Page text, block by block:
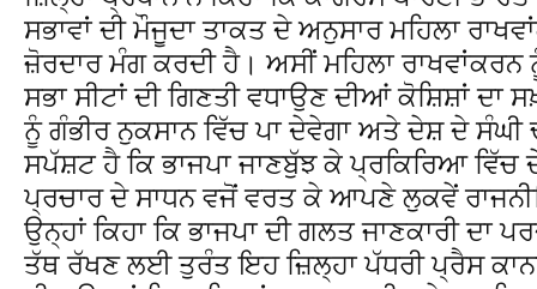
ਸਭਾਵਾਂ ਦੀ ਮੌਜੂਦਾ ਤਾਕਤ ਦੇ ਅਨੁਸਾਰ ਮਹਿਲਾ
ਜ਼ੋਰਦਾਰ ਮੰਗ ਕਰਦੀ ਹੈ। ਅਸੀਂ ਮਹਿਲਾ
ਸਭਾ ਸੀਟਾਂ ਦੀ ਗਿਣਤੀ ਵਧਾਉਣ ਦੀਆਂ ਕੋਸ਼ਿਸ਼ਾਂ ਦਾ
ਨੂੰ ਗੰਭੀਰ ਨੁਕਸਾਨ ਵਿੱਚ ਪਾ ਦੇਵੇਗਾ ਅਤੇ ਦੇਸ਼ ਦੇ ਸੰਘੀ
ਸਪੱਸ਼ਟ ਹੈ ਕਿ ਭਾਜਪਾ ਜਾਣਬੁੱਝ ਕੇ ਪ੍ਰਕਿਰਿਆ
ਪ੍ਰਚਾਰ ਦੇ ਸਾਧਨ ਵਜੋਂ ਵਰਤ ਕੇ ਆਪਣੇ ਲੁਕਵੇਂ
ਉਨ੍ਹਾਂ ਕਿਹਾ ਕਿ ਭਾਜਪਾ ਦੀ ਗਲਤ ਜਾਣਕਾਰੀ ਦਾ
ਤੱਥ ਰੱਖਣ ਲਈ ਤੁਰੰਤ ਇਹ ਜ਼ਿਲ੍ਹਾ ਪੱਧਰੀ ਪ੍ਰੈਸ